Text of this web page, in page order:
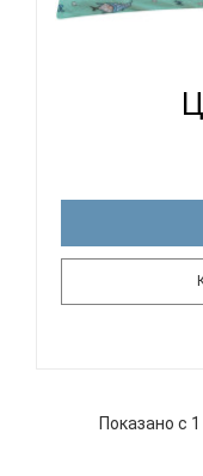
родитель
Показано с